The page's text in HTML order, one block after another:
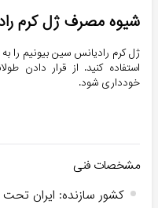
شیوه مصرف ژل کرم
ژل کرم رادیانس سین بیونیم را
استفاده کنید. از قرار دادن
خودداری شود.
مشخصات فنی
کشور سازنده: ایران